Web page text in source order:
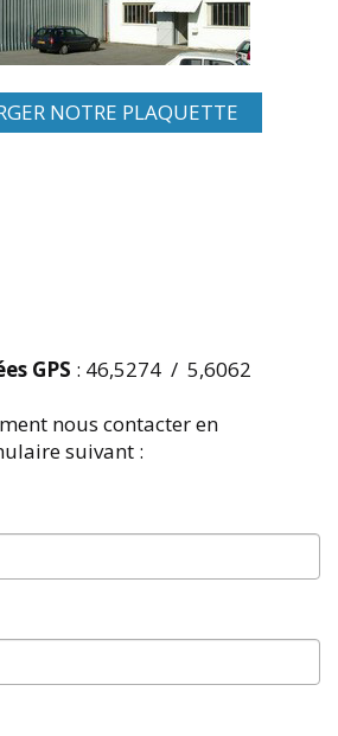
NOTRE PLAQUETTE
GPS : 46,5274 / 5,6062
nous contacter en
suivant :